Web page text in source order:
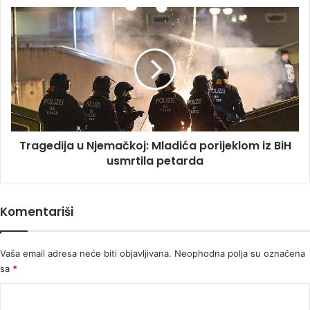
postupak,
ispitala
ih
SIPA
Tragedija
u
Njemačkoj:
Mladića
iz
BiH
usmrtila
petarda
Tragedija u Njemačkoj: Mladića porijeklom iz BiH
usmrtila petarda
Komentariši
Vaša email adresa neće biti objavljivana. Neophodna polja su označena
sa *